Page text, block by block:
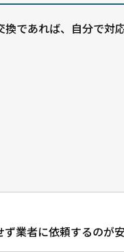
であれば、自分で対
業者に依頼するのが安